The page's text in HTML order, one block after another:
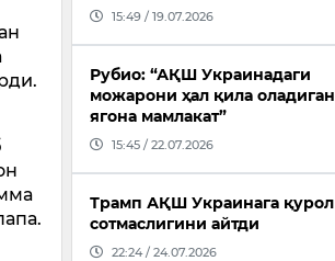
15:49 / 19.07.2026
Рубио: “АҚШ Украинадаги
можарони ҳал қила оладиган
ягона мамлакат”
15:45 / 22.07.2026
Трамп АҚШ Украинага қурол
сотмаслигини айтди
22:24 / 24.07.2026